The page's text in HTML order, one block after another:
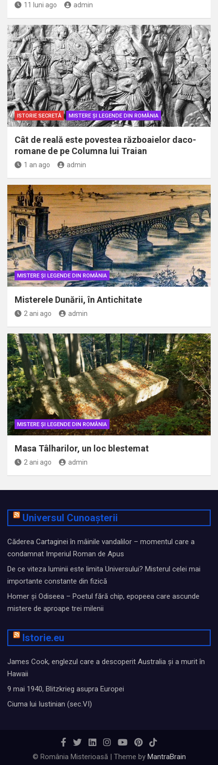
11 luni ago admin
ISTORIE SECRETĂ MISTERE ȘI LEGENDE DIN ROMÂNIA
Cât de reală este povestea războaielor daco-
romane de pe Columna lui Traian
1 an ago admin
MISTERE ȘI LEGENDE DIN ROMÂNIA
Misterele Dunării, în Antichitate
2 ani ago admin
MISTERE ȘI LEGENDE DIN ROMÂNIA
Masa Tâlharilor, un loc blestemat
2 ani ago admin
Universul Cunoașterii
Căderea Cartaginei în mâinile vandalilor – momentul care a
condamnat Imperiul Roman de Apus
De ce viteza luminii este limita Universului? Misterul celei mai
importante constante din fizică
Homer și Odiseea – Poetul fără chip, epopeea care ascunde
mistere de aproape trei milenii
Istorie.eu
James Cook, englezul care a descoperit Australia și a murit în
Hawaii
9 mai 1940, Blitzkrieg asupra Europei
Ciuma lui Iustinian (sec.VI)
© România Misterioasă | Theme by MantraBrain